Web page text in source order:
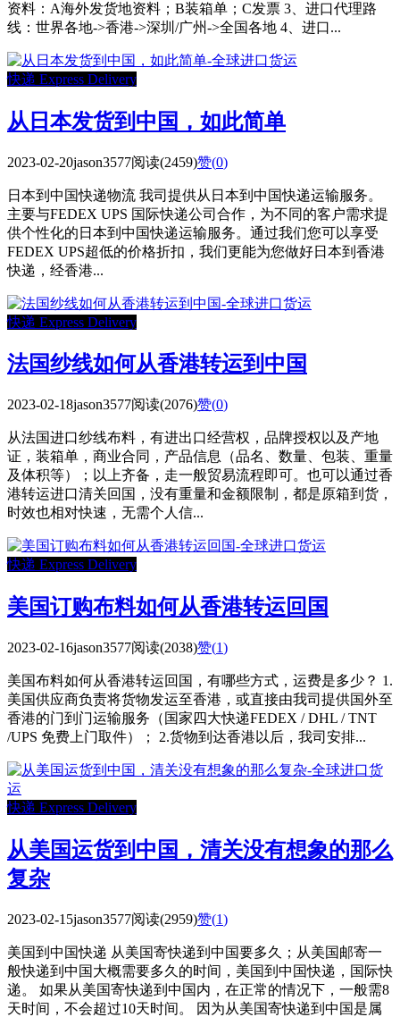
资料：A海外发货地资料；B装箱单；C发票 3、进口代理路
线：世界各地->香港->深圳/广州->全国各地 4、进口...
快递 Express Delivery
从日本发货到中国，如此简单
2023-02-20jason3577阅读(2459)赞(0)
日本到中国快递物流 我司提供从日本到中国快递运输服务。
主要与FEDEX UPS 国际快递公司合作，为不同的客户需求提
供个性化的日本到中国快递运输服务。通过我们您可以享受
FEDEX UPS超低的价格折扣，我们更能为您做好日本到香港
快递，经香港...
快递 Express Delivery
法国纱线如何从香港转运到中国
2023-02-18jason3577阅读(2076)赞(0)
从法国进口纱线布料，有进出口经营权，品牌授权以及产地
证，装箱单，商业合同，产品信息（品名、数量、包装、重量
及体积等）；以上齐备，走一般贸易流程即可。也可以通过香
港转运进口清关回国，没有重量和金额限制，都是原箱到货，
时效也相对快速，无需个人信...
快递 Express Delivery
美国订购布料如何从香港转运回国
2023-02-16jason3577阅读(2038)赞(1)
美国布料如何从香港转运回国，有哪些方式，运费是多少？ 1.
美国供应商负责将货物发运至香港，或直接由我司提供国外至
香港的门到门运输服务（国家四大快递FEDEX / DHL / TNT
/UPS 免费上门取件）； 2.货物到达香港以后，我司安排...
快递 Express Delivery
从美国运货到中国，清关没有想象的那么
复杂
2023-02-15jason3577阅读(2959)赞(1)
美国到中国快递 从美国寄快递到中国要多久；从美国邮寄一
般快递到中国大概需要多久的时间，美国到中国快递，国际快
递。 如果从美国寄快递到中国内，在正常的情况下，一般需8
天时间，不会超过10天时间。 因为从美国寄快递到中国是属